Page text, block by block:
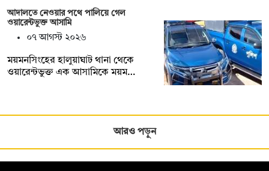
আদালতে নেওয়ার পথে পালিয়ে গেল
ওয়ারেন্টভুক্ত আসামি
০৭ আগস্ট ২০২৬
ময়মনসিংহের হালুয়াঘাট থানা থেকে
ওয়ারেন্টভুক্ত এক আসামিকে ময়ম…
আরও পড়ুন